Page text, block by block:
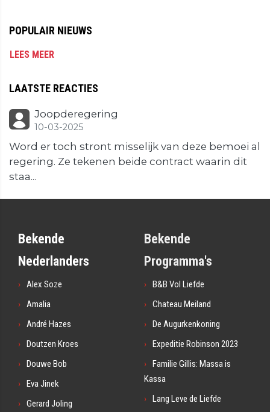
POPULAIR NIEUWS
LEES MEER
LAATSTE REACTIES
Joopderegering
10-03-2025
Word er toch stront misselijk van deze bemoei al
regering. Ze tekenen beide contract waarin dit
staa...
Bekende
Nederlanders
Alex Soze
Amalia
André Hazes
Doutzen Kroes
Douwe Bob
Eva Jinek
Gerard Joling
Bekende
Programma's
B&B Vol Liefde
Chateau Meiland
De Augurkenkoning
Expeditie Robinson 2023
Familie Gillis: Massa is
Kassa
Lang Leve de Liefde